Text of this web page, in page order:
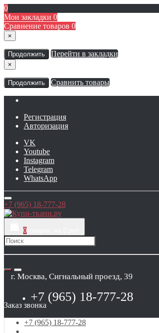
0
Мои закладки 0
Сравнение товаров 0
×
Продолжить Перейти в закладки
×
Продолжить Сравнить товары
Регистрация
Авторизация
VK
Youtube
Instagram
Telegram
WhatsApp
+7 (965) 18-777-28
0
г. Москва, Сигнальный проезд, 39
+7 (965) 18-777-28
Заказ звонка
+7 (965) 18-777-28